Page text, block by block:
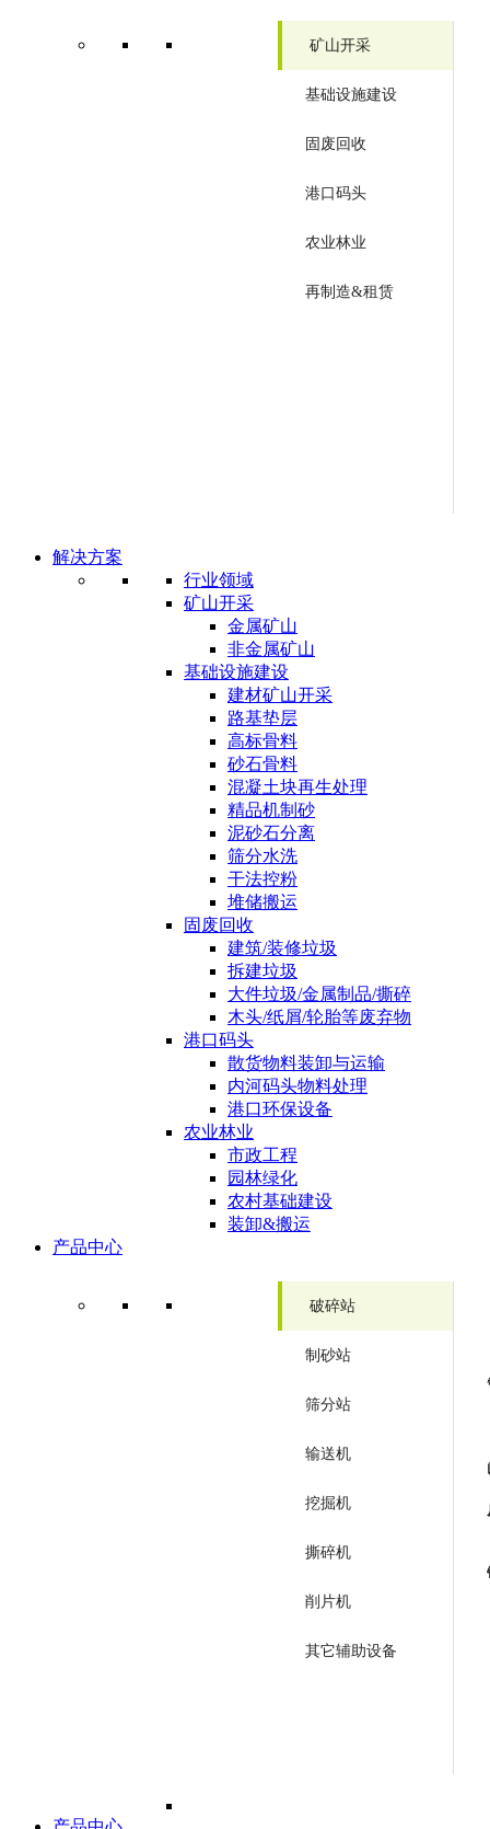
矿山开采
基础设施建设
固废回收
港口码头
农业林业
再制造&租赁
解决方案
行业领域
矿山开采
金属矿山
非金属矿山
基础设施建设
建材矿山开采
路基垫层
高标骨料
砂石骨料
混凝土块再生处理
精品机制砂
泥砂石分离
筛分水洗
干法控粉
堆储搬运
固废回收
建筑/装修垃圾
拆建垃圾
大件垃圾/金属制品/撕碎
木头/纸屑/轮胎等废弃物
港口码头
散货物料装卸与运输
内河码头物料处理
港口环保设备
农业林业
市政工程
园林绿化
农村基础建设
装卸&搬运
产品中心
破碎站
制砂站
筛分站
输送机
挖掘机
撕碎机
削片机
其它辅助设备